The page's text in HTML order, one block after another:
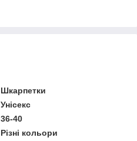
Шкарпетки
Унісекс
36-40
Різні кольори